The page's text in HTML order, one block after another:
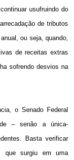
usufruindo do
de tributos
ou seja, quando,
de receitas extras
sofrendo desvios na
o Senado Federal
– senão a única-
Basta verificar
que surgiu em uma